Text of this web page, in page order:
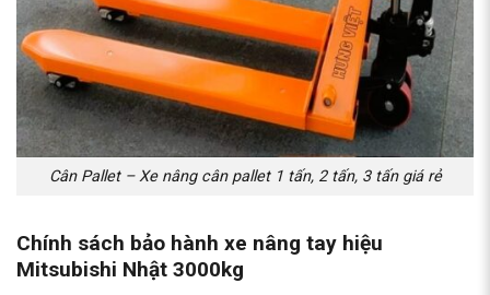
Cân Pallet – Xe nâng cân pallet 1 tấn, 2 tấn, 3 tấn giá rẻ
Chính sách bảo hành xe nâng tay hiệu
Mitsubishi Nhật 3000kg